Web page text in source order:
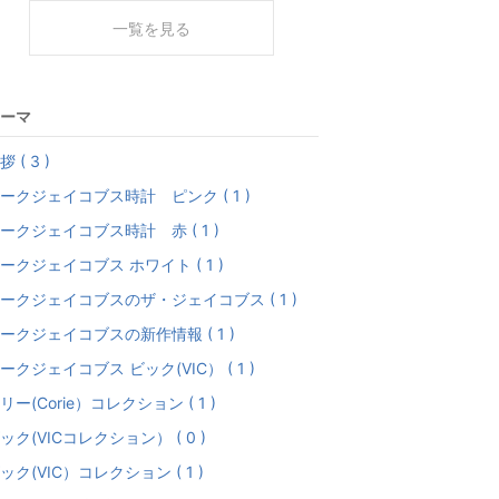
一覧を見る
マ
( 3 )
クジェイコブス時計 ピンク ( 1 )
クジェイコブス時計 赤 ( 1 )
クジェイコブス ホワイト ( 1 )
クジェイコブスのザ・ジェイコブス ( 1 )
クジェイコブスの新作情報 ( 1 )
クジェイコブス ビック(VIC） ( 1 )
ー(Corie）コレクション ( 1 )
ク(VICコレクション） ( 0 )
ク(VIC）コレクション ( 1 )